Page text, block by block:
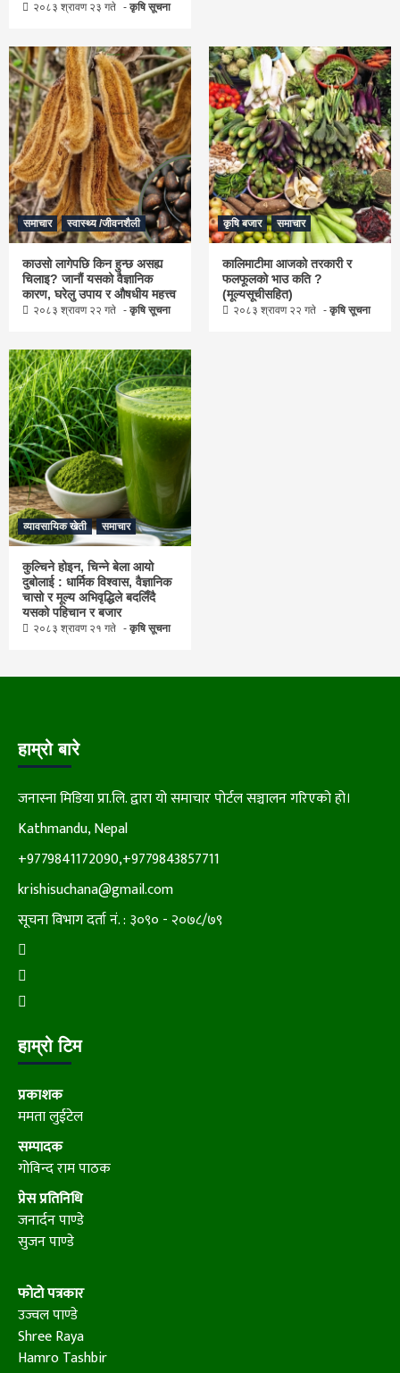
२०८३ श्रावण २३ गते कृषि सूचना
समाचार स्वास्थ्य /जीवनशैली
काउसो लागेपछि किन हुन्छ असह्य
चिलाइ? जानौं यसको वैज्ञानिक
कारण, घरेलु उपाय र औषधीय महत्त्व
२०८३ श्रावण २२ गते कृषि सूचना
कृषि बजार समाचार
कालिमाटीमा आजको तरकारी र
फलफूलको भाउ कति ?
(मूल्यसूचीसहित)
२०८३ श्रावण २२ गते कृषि सूचना
व्यावसायिक खेती समाचार
कुल्चिने होइन, चिन्ने बेला आयो
दुबोलाई : धार्मिक विश्वास, वैज्ञानिक
चासो र मूल्य अभिवृद्धिले बदलिँदै
यसको पहिचान र बजार
२०८३ श्रावण २१ गते कृषि सूचना
हाम्रो बारे
जनास्ना मिडिया प्रा.लि. द्वारा यो समाचार पोर्टल सञ्चालन गरिएको हो।
Kathmandu, Nepal
+9779841172090,+9779843857711
krishisuchana@gmail.com
सूचना विभाग दर्ता नं. : ३०९० - २०७८/७९
हाम्रो टिम
प्रकाशक
ममता लुईटेल
सम्पादक
गोविन्द राम पाठक
प्रेस प्रतिनिधि
जनार्दन पाण्डे
सुजन पाण्डे
फोटो पत्रकार
उज्वल पाण्डे
Shree Raya
Hamro Tashbir